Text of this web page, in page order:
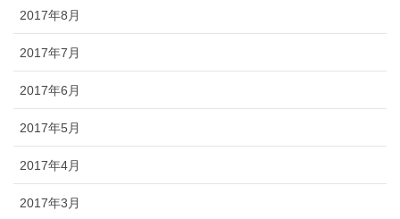
2017年8月
2017年7月
2017年6月
2017年5月
2017年4月
2017年3月